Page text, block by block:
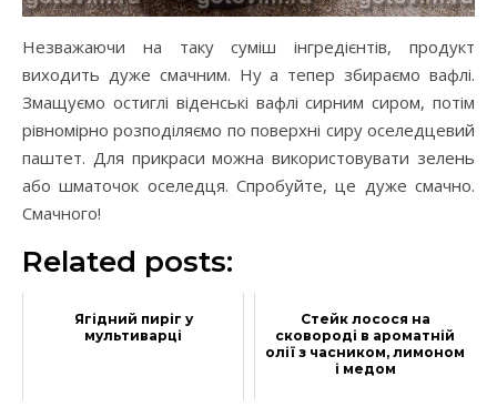
Незважаючи на таку суміш інгредієнтів, продукт
виходить дуже смачним. Ну а тепер збираємо вафлі.
Змащуємо остиглі віденські вафлі сирним сиром, потім
рівномірно розподіляємо по поверхні сиру оселедцевий
паштет. Для прикраси можна використовувати зелень
або шматочок оселедця. Спробуйте, це дуже смачно.
Смачного!
Related posts:
Ягідний пиріг у
мультиварці
Стейк лосося на
сковороді в ароматній
олії з часником, лимоном
і медом